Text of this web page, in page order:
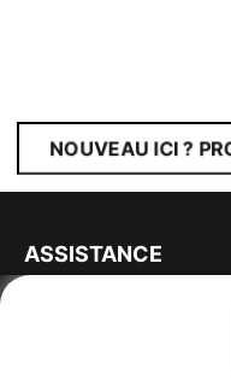
NOUVEAU ICI ?
ASSISTANCE